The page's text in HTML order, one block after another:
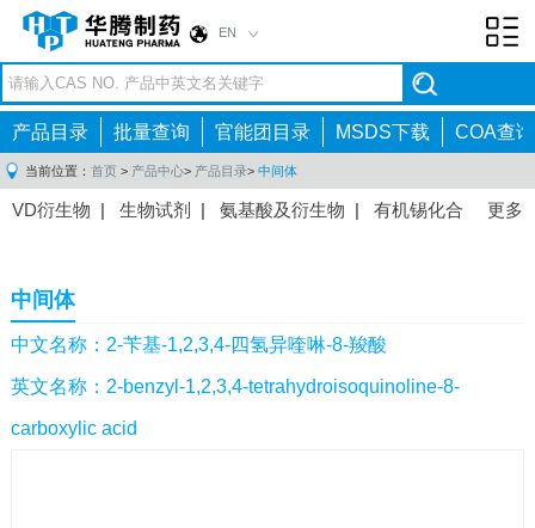
EN
产品目录 批量查询 官能团目录 MSDS下载 COA查询
当前位置： 首页 > 产品中心> 产品目录> 中间体
更多
VD衍生物 | 生物试剂 | 氨基酸及衍生物 | 有机锡化合
间体|
感染药物中间体
体 |抗精神病药物中间体 |抗炎药物中间体|
药中间体|其他原料药中间体|
中间体
中文名称：2-苄基-1,2,3,4-四氢异喹啉-8-羧酸
英文名称：2-benzyl-1,2,3,4-tetrahydroisoquinoline-8-
carboxylic acid